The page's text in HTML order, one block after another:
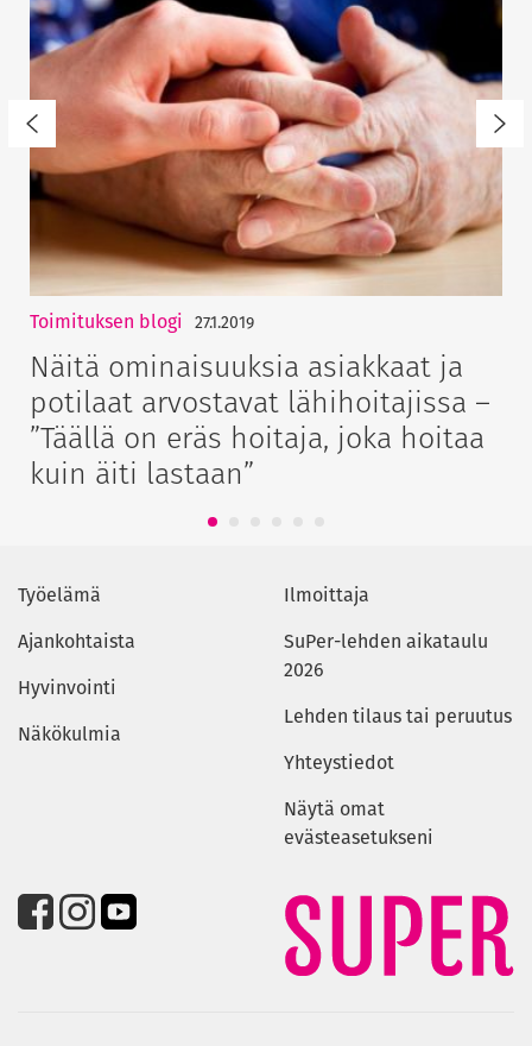
Toimituksen blogi 27.1.2019
Näitä ominaisuuksia asiakkaat ja
potilaat arvostavat lähihoitajissa –
”Täällä on eräs hoitaja, joka hoitaa
kuin äiti lastaan”
1
Työelämä
Ajankohtaista
Hyvinvointi
Näkökulmia
Ilmoittaja
SuPer-lehden aikataulu
2026
Lehden tilaus tai peruutus
Yhteystiedot
Näytä omat
evästeasetukseni